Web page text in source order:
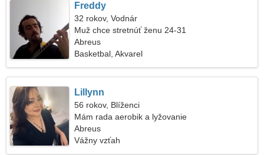
Freddy
32 rokov, Vodnár
Muž chce stretnúť ženu 24-31
Abreus
Basketbal, Akvarel
Lillynn
56 rokov, Blíženci
Mám rada aerobik a lyžovanie
Abreus
Vážny vzťah